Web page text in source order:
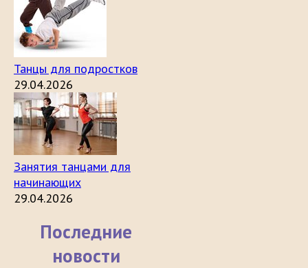
Танцы для подростков
29.04.2026
Занятия танцами для
начинающих
29.04.2026
Последние
новости